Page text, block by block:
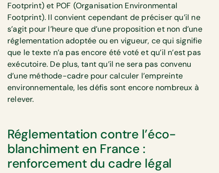
Footprint) et POF (Organisation Environmental
Footprint). Il convient cependant de préciser qu’il ne
s’agit pour l’heure que d’une proposition et non d’une
réglementation adoptée ou en vigueur, ce qui signifie
que le texte n’a pas encore été voté et qu’il n’est pas
exécutoire. De plus, tant qu’il ne sera pas convenu
d’une méthode-cadre pour calculer l’empreinte
environnementale, les défis sont encore nombreux à
relever.
Réglementation contre l’éco-
blanchiment en France :
renforcement du cadre légal